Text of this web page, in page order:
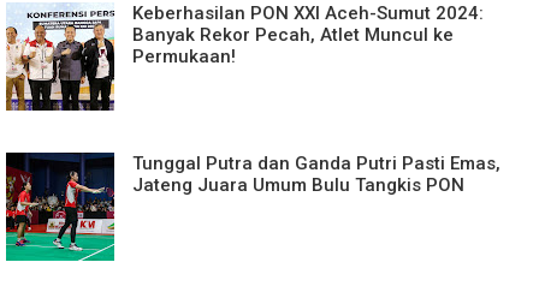
Keberhasilan PON XXI Aceh-Sumut 2024:
Banyak Rekor Pecah, Atlet Muncul ke
Permukaan!
Tunggal Putra dan Ganda Putri Pasti Emas,
Jateng Juara Umum Bulu Tangkis PON